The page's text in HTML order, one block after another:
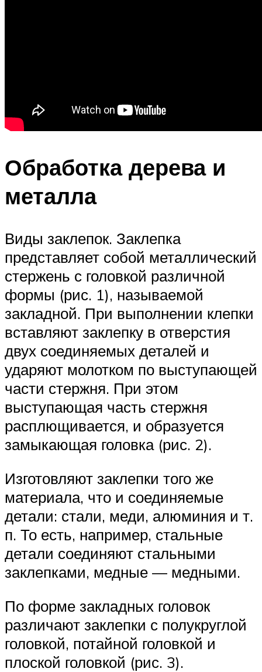
Обработка дерева и
металла
Виды заклепок. Заклепка
представляет собой металлический
стержень с головкой различной
формы (рис. 1), называемой
закладной. При выполнении клепки
вставляют заклепку в отверстия
двух соединяемых деталей и
ударяют молотком по выступающей
части стержня. При этом
выступающая часть стержня
расплющивается, и образуется
замыкающая головка (рис. 2).
Изготовляют заклепки того же
материала, что и соединяемые
детали: стали, меди, алюминия и т.
п. То есть, например, стальные
детали соединяют стальными
заклепками, медные — медными.
По форме закладных головок
различают заклепки с полукруглой
головкой, потайной головкой и
плоской головкой (рис. 3).